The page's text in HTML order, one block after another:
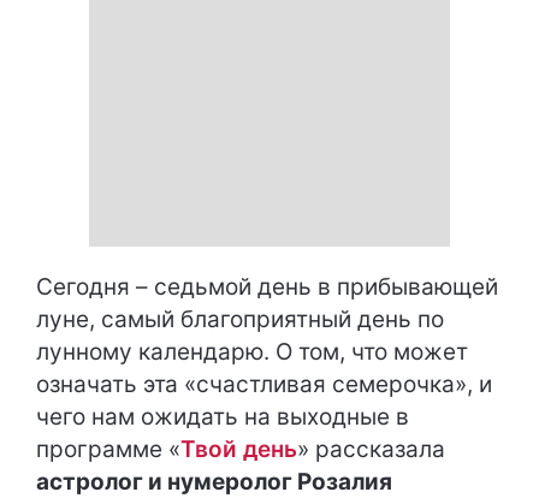
Сегодня – седьмой день в прибывающей
луне, самый благоприятный день по
лунному календарю. О том, что может
означать эта «счастливая семерочка», и
чего нам ожидать на выходные в
программе «Твой день» рассказала
астролог и нумеролог Розалия